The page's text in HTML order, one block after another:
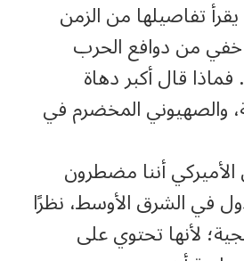
تفاصيلها من الزمن
خفي من دوافع الحرب
فماذا قال أكبر دهاة
والصهيوني المخضرم في
الأميركي أننا مضطرون
في الشرق الأوسط، نظرًا
لأنها تحتوي على